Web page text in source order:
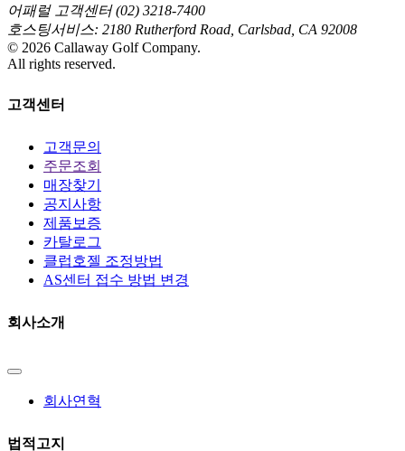
어패럴 고객센터 (02) 3218-7400
호스팅서비스: 2180 Rutherford Road, Carlsbad, CA 92008
© 2026 Callaway Golf Company.
All rights reserved.
고객센터
고객문의
주문조회
매장찾기
공지사항
제품보증
카탈로그
클럽호젤 조정방법
AS센터 접수 방법 변경
회사소개
회사연혁
법적고지